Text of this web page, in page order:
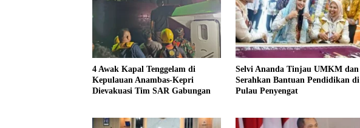
4 Awak Kapal Tenggelam di
Kepulauan Anambas-Kepri
Dievakuasi Tim SAR Gabungan
Selvi Ananda Tinjau UMKM dan
Serahkan Bantuan Pendidikan di
Pulau Penyengat